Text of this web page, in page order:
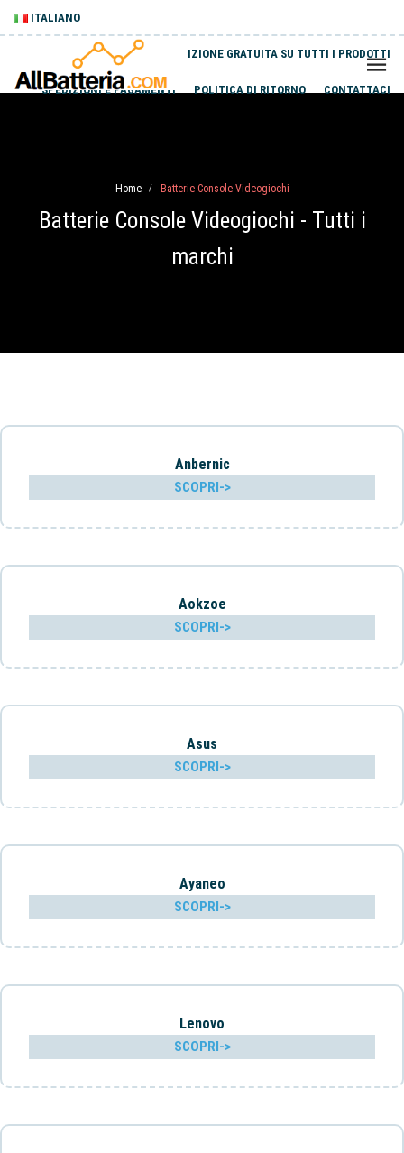
ITALIANO
SPEDIZIONE GRATUITA SU TUTTI I PRODOTTI
SPEDIZIONI E PAGAMENTI POLITICA DI RITORNO CONTATTACI
Home / Batterie Console Videogiochi
Batterie Console Videogiochi - Tutti i
marchi
Anbernic
SCOPRI->
Aokzoe
SCOPRI->
Asus
SCOPRI->
Ayaneo
SCOPRI->
Lenovo
SCOPRI->